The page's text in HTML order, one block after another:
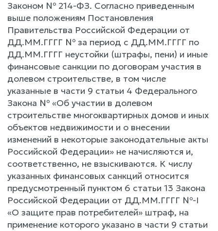
Законом № 214-ФЗ. Согласно приведенным
выше положениям Постановления
Правительства Российской Федерации от
ДД.ММ.ГГГГ № за период с ДД.ММ.ГГГГ по
ДД.ММ.ГГГГ неустойки (штрафы, пени) и иные
финансовые санкции по договорам участия в
долевом строительстве, в том числе
указанные в части 9 статьи 4 Федерального
Закона № «Об участии в долевом
строительстве многоквартирных домов и иных
объектов недвижимости и о внесении
изменений в некоторые законодательные акты
Российской Федерации» не начисляются и,
соответственно, не взыскиваются. К числу
указанных финансовых санкций относится
предусмотренный пунктом 6 статьи 13 Закона
Российской Федерации от ДД.ММ.ГГГГ №-I
«О защите прав потребителей» штраф, на
применение которого указано в части 9 статьи